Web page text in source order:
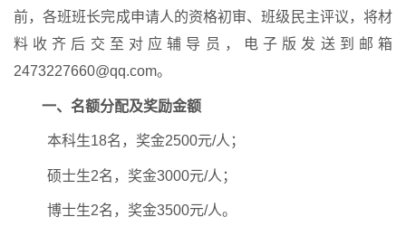
前，各班班长完成申请人的资格初审、班级民主评议，将材
料收齐后交至对应辅导员，电子版发送到邮箱
2473227660@qq.com。
一、名额分配及奖励金额
本科生18名，奖金2500元/人；
硕士生2名，奖金3000元/人；
博士生2名，奖金3500元/人。